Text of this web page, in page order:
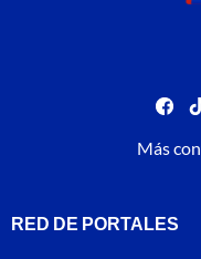
Más
RED DE PORTALES